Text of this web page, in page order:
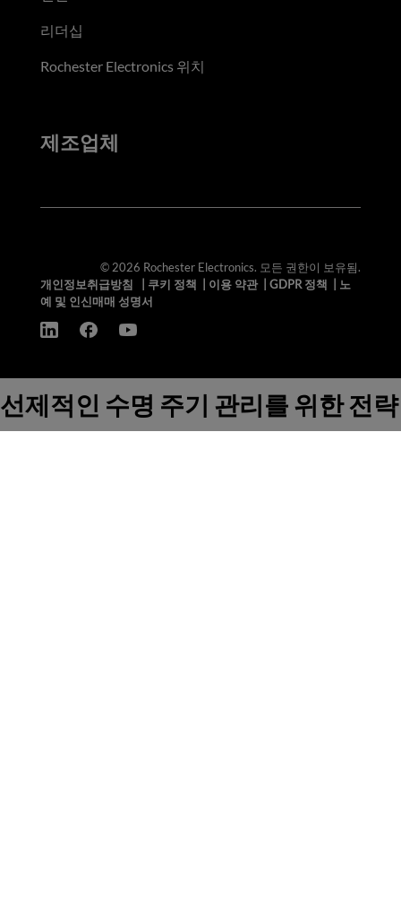
리더십
Rochester Electronics 위치
제조업체
© 2026 Rochester Electronics. 모든 권한이 보유됨.
개인정보취급방침
쿠키 정책 이용 약관| GDPR 정책
노
예 및 인신매매 성명서
선제적인 수명 주기 관리를 위한 전략